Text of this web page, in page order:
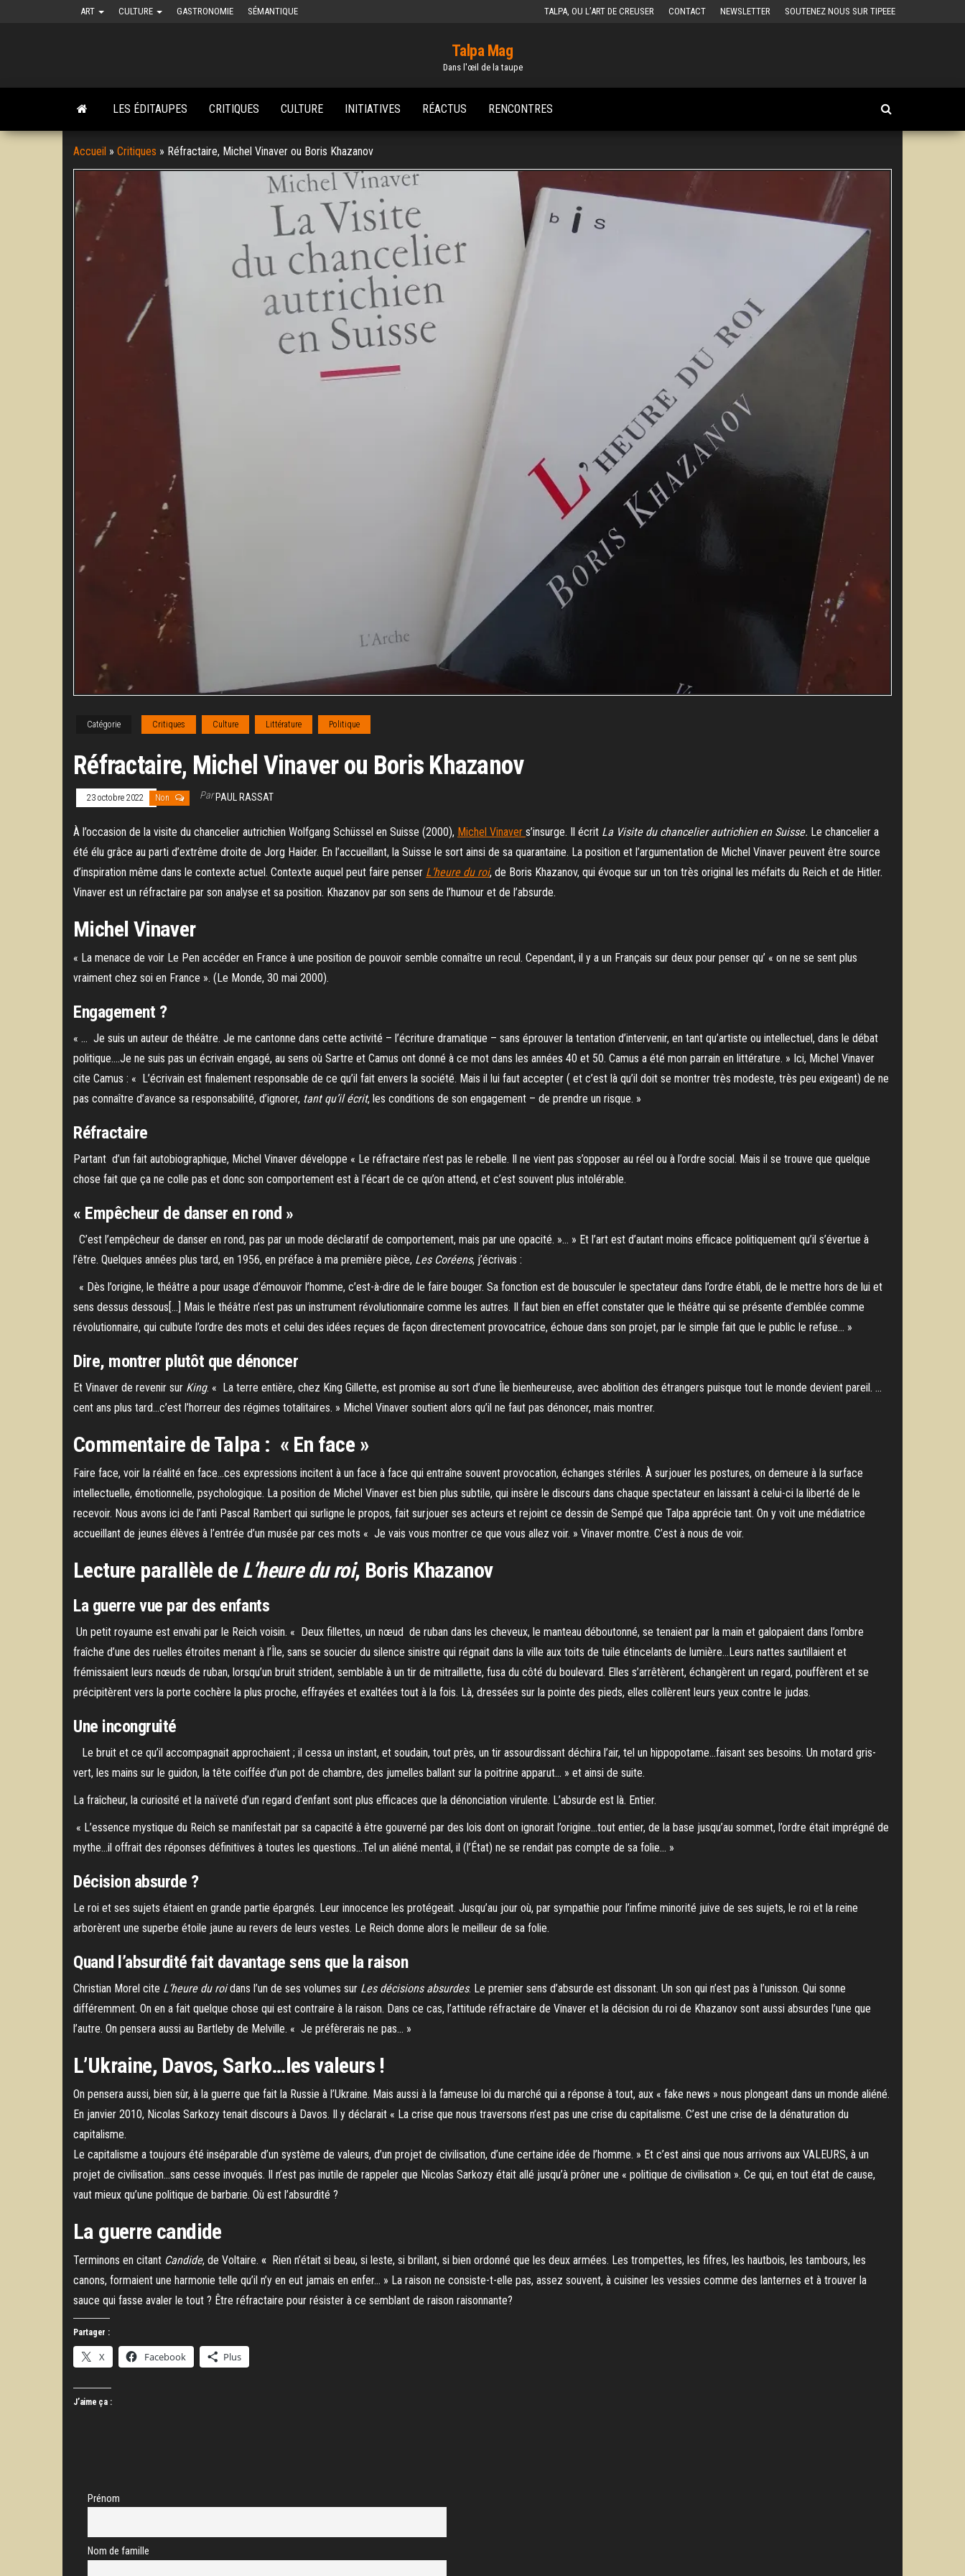
ART CULTURE GASTRONOMIE SÉMANTIQUE TALPA, OU L’ART DE CREUSER CONTACT NEWSLETTER SOUTENEZ NOUS SUR TIPEEE
Talpa Mag
Dans l'œil de la taupe
LES ÉDITAUPES CRITIQUES CULTURE INITIATIVES RÉACTUS RENCONTRES
Accueil » Critiques » Réfractaire, Michel Vinaver ou Boris Khazanov
Catégorie Critiques Culture Littérature Politique
Réfractaire, Michel Vinaver ou Boris Khazanov
23 octobre 2022 Non ParPAUL RASSAT
À l’occasion de la visite du chancelier autrichien Wolfgang Schüssel en Suisse (2000), Michel Vinaver s’insurge. Il écrit La Visite du chancelier autrichien en Suisse. Le chancelier a
été élu grâce au parti d’extrême droite de Jorg Haider. En l’accueillant, la Suisse le sort ainsi de sa quarantaine. La position et l’argumentation de Michel Vinaver peuvent être source
d’inspiration même dans le contexte actuel. Contexte auquel peut faire penser L’heure du roi, de Boris Khazanov, qui évoque sur un ton très original les méfaits du Reich et de Hitler.
Vinaver est un réfractaire par son analyse et sa position. Khazanov par son sens de l’humour et de l’absurde.
Michel Vinaver
« La menace de voir Le Pen accéder en France à une position de pouvoir semble connaître un recul. Cependant, il y a un Français sur deux pour penser qu’ « on ne se sent plus
vraiment chez soi en France ». (Le Monde, 30 mai 2000).
Engagement ?
« … Je suis un auteur de théâtre. Je me cantonne dans cette activité – l’écriture dramatique – sans éprouver la tentation d’intervenir, en tant qu’artiste ou intellectuel, dans le débat
politique….Je ne suis pas un écrivain engagé, au sens où Sartre et Camus ont donné à ce mot dans les années 40 et 50. Camus a été mon parrain en littérature. » Ici, Michel Vinaver
cite Camus : « L’écrivain est finalement responsable de ce qu’il fait envers la société. Mais il lui faut accepter ( et c’est là qu’il doit se montrer très modeste, très peu exigeant) de ne
pas connaître d’avance sa responsabilité, d’ignorer, tant qu’il écrit, les conditions de son engagement – de prendre un risque. »
Réfractaire
Partant d’un fait autobiographique, Michel Vinaver développe « Le réfractaire n’est pas le rebelle. Il ne vient pas s’opposer au réel ou à l’ordre social. Mais il se trouve que quelque
chose fait que ça ne colle pas et donc son comportement est à l’écart de ce qu’on attend, et c’est souvent plus intolérable.
« Empêcheur de danser en rond »
C’est l’empêcheur de danser en rond, pas par un mode déclaratif de comportement, mais par une opacité. »… » Et l’art est d’autant moins efficace politiquement qu’il s’évertue à
l’être. Quelques années plus tard, en 1956, en préface à ma première pièce, Les Coréens, j’écrivais :
« Dès l’origine, le théâtre a pour usage d’émouvoir l’homme, c’est-à-dire de le faire bouger. Sa fonction est de bousculer le spectateur dans l’ordre établi, de le mettre hors de lui et
sens dessus dessous[…] Mais le théâtre n’est pas un instrument révolutionnaire comme les autres. Il faut bien en effet constater que le théâtre qui se présente d’emblée comme
révolutionnaire, qui culbute l’ordre des mots et celui des idées reçues de façon directement provocatrice, échoue dans son projet, par le simple fait que le public le refuse… »
Dire, montrer plutôt que dénoncer
Et Vinaver de revenir sur King. « La terre entière, chez King Gillette, est promise au sort d’une Île bienheureuse, avec abolition des étrangers puisque tout le monde devient pareil. …
cent ans plus tard…c’est l’horreur des régimes totalitaires. » Michel Vinaver soutient alors qu’il ne faut pas dénoncer, mais montrer.
Commentaire de Talpa : « En face »
Faire face, voir la réalité en face…ces expressions incitent à un face à face qui entraîne souvent provocation, échanges stériles. À surjouer les postures, on demeure à la surface
intellectuelle, émotionnelle, psychologique. La position de Michel Vinaver est bien plus subtile, qui insère le discours dans chaque spectateur en laissant à celui-ci la liberté de le
recevoir. Nous avons ici de l’anti Pascal Rambert qui surligne le propos, fait surjouer ses acteurs et rejoint ce dessin de Sempé que Talpa apprécie tant. On y voit une médiatrice
accueillant de jeunes élèves à l’entrée d’un musée par ces mots « Je vais vous montrer ce que vous allez voir. » Vinaver montre. C’est à nous de voir.
Lecture parallèle de L’heure du roi, Boris Khazanov
La guerre vue par des enfants
Un petit royaume est envahi par le Reich voisin. « Deux fillettes, un nœud de ruban dans les cheveux, le manteau déboutonné, se tenaient par la main et galopaient dans l’ombre
fraîche d’une des ruelles étroites menant à l’Île, sans se soucier du silence sinistre qui régnait dans la ville aux toits de tuile étincelants de lumière…Leurs nattes sautillaient et
frémissaient leurs nœuds de ruban, lorsqu’un bruit strident, semblable à un tir de mitraillette, fusa du côté du boulevard. Elles s’arrêtèrent, échangèrent un regard, pouffèrent et se
précipitèrent vers la porte cochère la plus proche, effrayées et exaltées tout à la fois. Là, dressées sur la pointe des pieds, elles collèrent leurs yeux contre le judas.
Une incongruité
Le bruit et ce qu’il accompagnait approchaient ; il cessa un instant, et soudain, tout près, un tir assourdissant déchira l’air, tel un hippopotame…faisant ses besoins. Un motard gris-
vert, les mains sur le guidon, la tête coiffée d’un pot de chambre, des jumelles ballant sur la poitrine apparut… » et ainsi de suite.
La fraîcheur, la curiosité et la naïveté d’un regard d’enfant sont plus efficaces que la dénonciation virulente. L’absurde est là. Entier.
« L’essence mystique du Reich se manifestait par sa capacité à être gouverné par des lois dont on ignorait l’origine…tout entier, de la base jusqu’au sommet, l’ordre était imprégné de
mythe…il offrait des réponses définitives à toutes les questions…Tel un aliéné mental, il (l’État) ne se rendait pas compte de sa folie… »
Décision absurde ?
Le roi et ses sujets étaient en grande partie épargnés. Leur innocence les protégeait. Jusqu’au jour où, par sympathie pour l’infime minorité juive de ses sujets, le roi et la reine
arborèrent une superbe étoile jaune au revers de leurs vestes. Le Reich donne alors le meilleur de sa folie.
Quand l’absurdité fait davantage sens que la raison
Christian Morel cite L’heure du roidans l’un de ses volumes sur Les décisions absurdes. Le premier sens d’absurde est dissonant. Un son qui n’est pas à l’unisson. Qui sonne
différemment. On en a fait quelque chose qui est contraire à la raison. Dans ce cas, l’attitude réfractaire de Vinaver et la décision du roi de Khazanov sont aussi absurdes l’une que
l’autre. On pensera aussi au Bartleby de Melville. « Je préfèrerais ne pas… »
L’Ukraine, Davos, Sarko…les valeurs !
On pensera aussi, bien sûr, à la guerre que fait la Russie à l’Ukraine. Mais aussi à la fameuse loi du marché qui a réponse à tout, aux « fake news » nous plongeant dans un monde aliéné.
En janvier 2010, Nicolas Sarkozy tenait discours à Davos. Il y déclarait « La crise que nous traversons n’est pas une crise du capitalisme. C’est une crise de la dénaturation du
capitalisme.
Le capitalisme a toujours été inséparable d’un système de valeurs, d’un projet de civilisation, d’une certaine idée de l’homme. » Et c’est ainsi que nous arrivons aux VALEURS, à un
projet de civilisation…sans cesse invoqués. Il n’est pas inutile de rappeler que Nicolas Sarkozy était allé jusqu’à prôner une « politique de civilisation ». Ce qui, en tout état de cause,
vaut mieux qu’une politique de barbarie. Où est l’absurdité ?
La guerre candide
Terminons en citant Candide, de Voltaire. « Rien n’était si beau, si leste, si brillant, si bien ordonné que les deux armées. Les trompettes, les fifres, les hautbois, les tambours, les
canons, formaient une harmonie telle qu’il n’y en eut jamais en enfer… » La raison ne consiste-t-elle pas, assez souvent, à cuisiner les vessies comme des lanternes et à trouver la
sauce qui fasse avaler le tout ? Être réfractaire pour résister à ce semblant de raison raisonnante?
Partager :
X Facebook Plus
J’aime ça :
Prénom
Nom de famille